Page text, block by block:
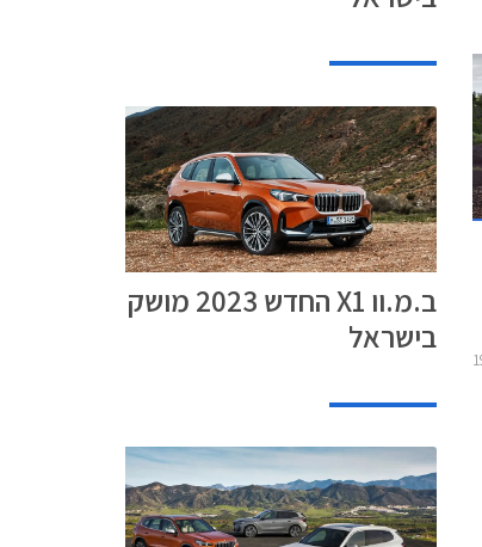
ב.מ.וו X1 החדש 2023 מושק
בישראל